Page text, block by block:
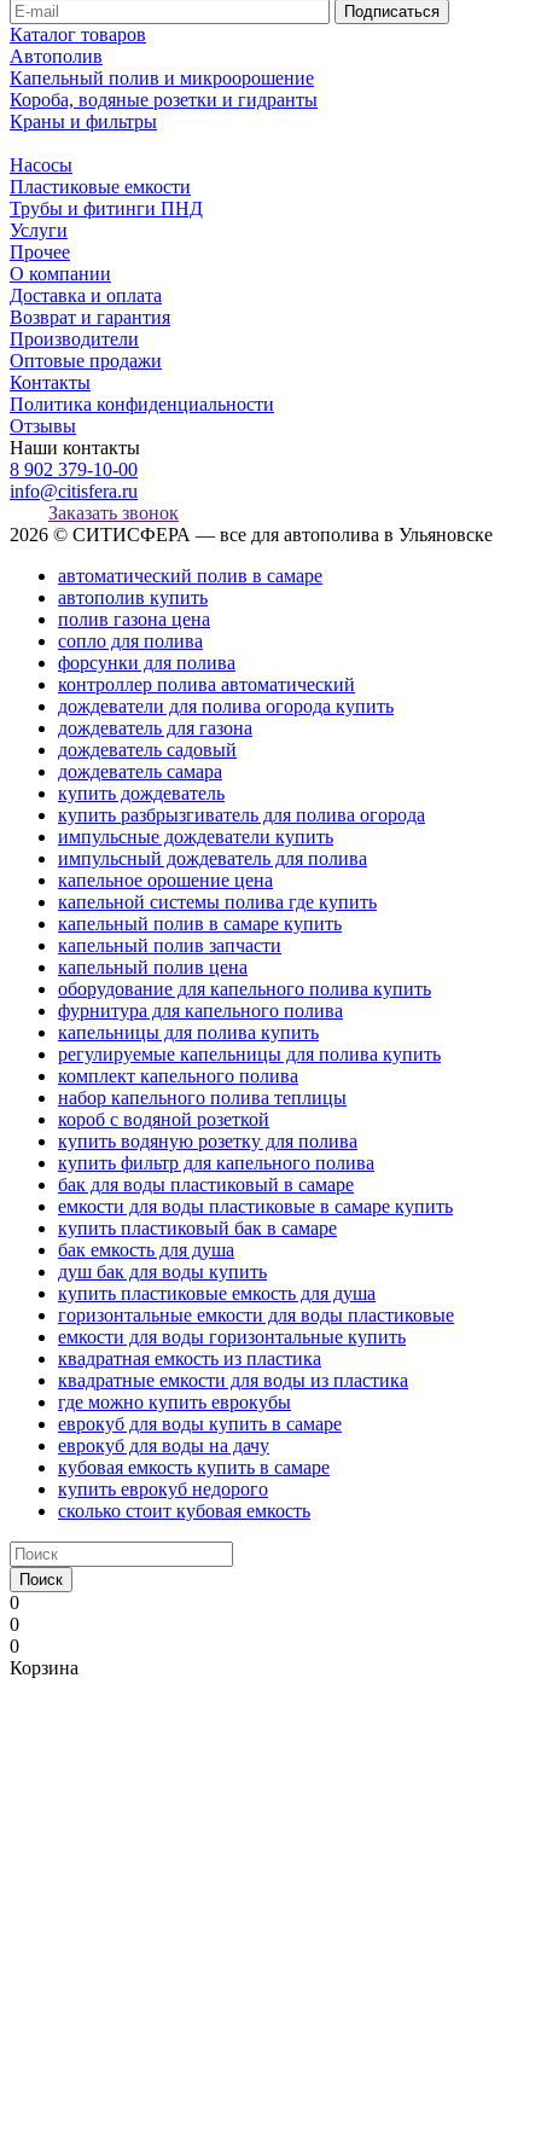
Каталог товаров
Автополив
Капельный полив и микроорошение
Короба, водяные розетки и гидранты
Краны и фильтры
Насосы
Пластиковые емкости
Трубы и фитинги ПНД
Услуги
Прочее
О компании
Доставка и оплата
Возврат и гарантия
Производители
Оптовые продажи
Контакты
Политика конфиденциальности
Отзывы
Наши контакты
8 902 379-10-00
info@citisfera.ru
Заказать звонок
2026 © СИТИСФЕРА — все для автополива в Ульяновске
автоматический полив в самаре
автополив купить
полив газона цена
сопло для полива
форсунки для полива
контроллер полива автоматический
дождеватели для полива огорода купить
дождеватель для газона
дождеватель садовый
дождеватель самара
купить дождеватель
купить разбрызгиватель для полива огорода
импульсные дождеватели купить
импульсный дождеватель для полива
капельное орошение цена
капельной системы полива где купить
капельный полив в самаре купить
капельный полив запчасти
капельный полив цена
оборудование для капельного полива купить
фурнитура для капельного полива
капельницы для полива купить
регулируемые капельницы для полива купить
комплект капельного полива
набор капельного полива теплицы
короб с водяной розеткой
купить водяную розетку для полива
купить фильтр для капельного полива
бак для воды пластиковый в самаре
емкости для воды пластиковые в самаре купить
купить пластиковый бак в самаре
бак емкость для душа
душ бак для воды купить
купить пластиковые емкость для душа
горизонтальные емкости для воды пластиковые
емкости для воды горизонтальные купить
квадратная емкость из пластика
квадратные емкости для воды из пластика
где можно купить еврокубы
еврокуб для воды купить в самаре
еврокуб для воды на дачу
кубовая емкость купить в самаре
купить еврокуб недорого
сколько стоит кубовая емкость
Поиск
0
0
0
Корзина